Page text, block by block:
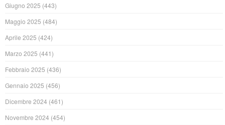
Giugno 2025 (443)
Maggio 2025 (484)
Aprile 2025 (424)
Marzo 2025 (441)
Febbraio 2025 (436)
Gennaio 2025 (456)
Dicembre 2024 (461)
Novembre 2024 (454)